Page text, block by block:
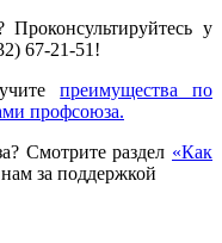
Проконсультируйтесь у
67-21-51!
преимущества по
профсоюза.
Смотрите раздел «Как
за поддержкой